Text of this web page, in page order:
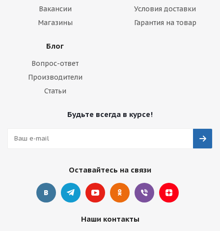
Вакансии
Магазины
Условия доставки
Гарантия на товар
Блог
Вопрос-ответ
Производители
Статьи
Будьте всегда в курсе!
Оставайтесь на связи
Наши контакты